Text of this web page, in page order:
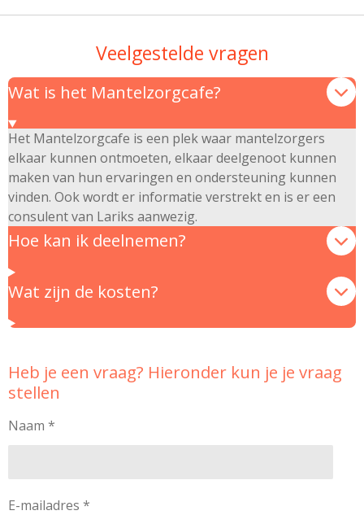
Veelgestelde vragen
Wat is het Mantelzorgcafe?
Het Mantelzorgcafe is een plek waar mantelzorgers
elkaar kunnen ontmoeten, elkaar deelgenoot kunnen
maken van hun ervaringen en ondersteuning kunnen
vinden. Ook wordt er informatie verstrekt en is er een
consulent van Lariks aanwezig.
Hoe kan ik deelnemen?
Wat zijn de kosten?
Heb je een vraag? Hieronder kun je je vraag
stellen
Naam *
E-mailadres *